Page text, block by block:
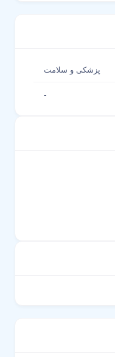
پزشکی و سلامت
-